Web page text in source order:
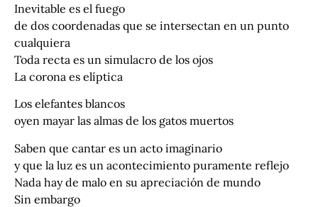
Inevitable es el fuego
de dos coordenadas que se intersectan en un punto
cualquiera
Toda recta es un simulacro de los ojos
La corona es elíptica
Los elefantes blancos
oyen mayar las almas de los gatos muertos
Saben que cantar es un acto imaginario
y que la luz es un acontecimiento puramente reflejo
Nada hay de malo en su apreciación de mundo
Sin embargo